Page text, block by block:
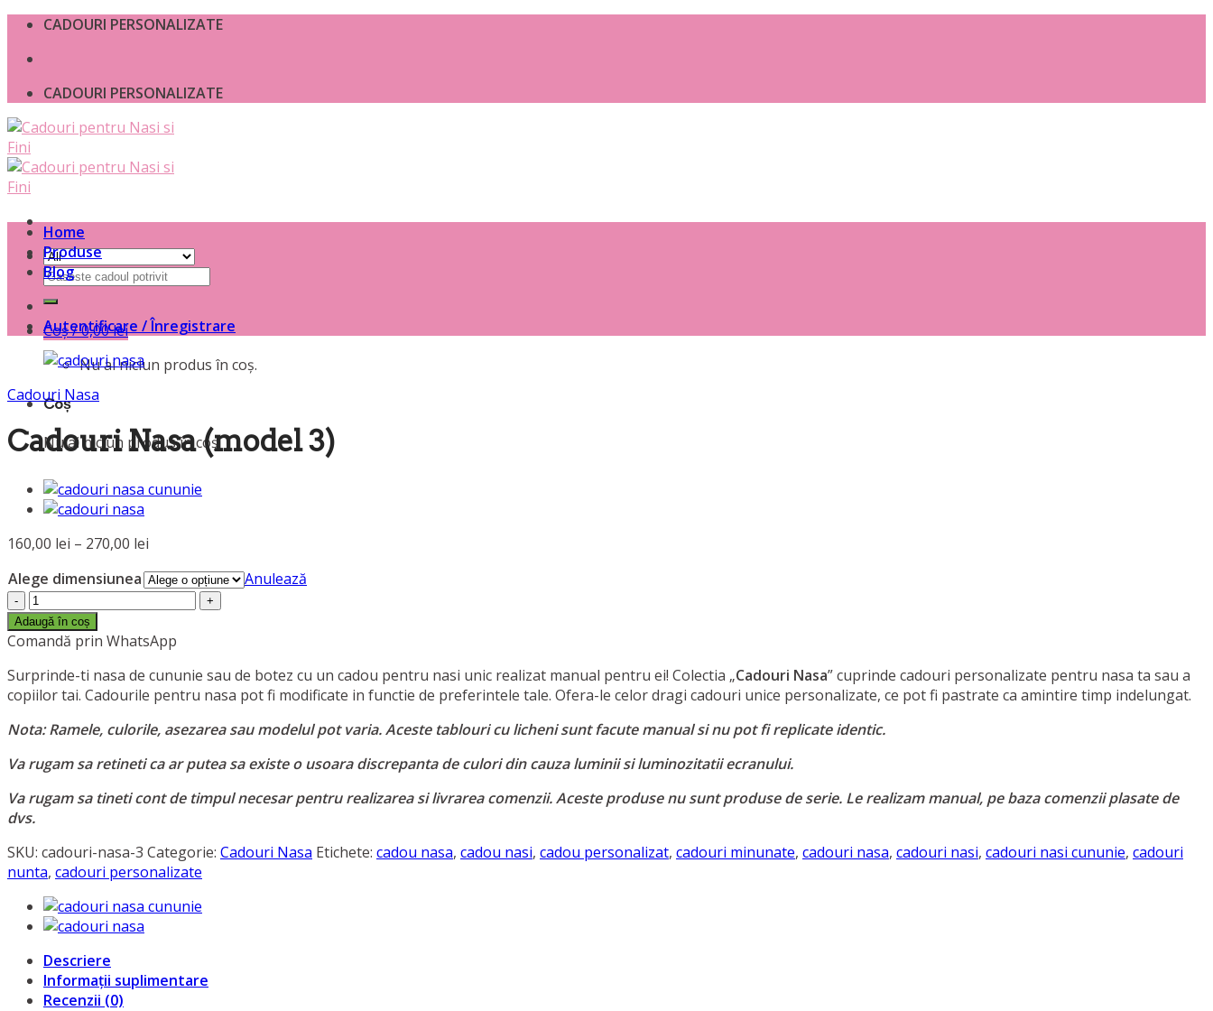
Skip
content
CADOURI PERSONALIZATE
CADOURI PERSONALIZATE
Caută
după:
Coș /0,00lei
Nu ai niciun produs în coș.
Coș
Nu ai niciun produs în coș.
Home
Produse
Blog
Autentificare / Înregistrare
Cadouri Nasa
Cadouri Nasa (model 3)
160,00 lei – 270,00 lei
prețuri:
160,00 lei
la
Alege dimensiunea
Anulează
Cantitate
Cadouri
Nasa
3)
Adaugă în coș
Comandă prin WhatsApp
Surprinde-ti nasa de cununie sau de botez cu un cadou pentru nasi unic realizat manual pentru ei! Colectia „Cadouri Nasa” cuprinde cadouri personalizate pentru nasa ta sau a
copiilor tai. Cadourile pentru nasa pot fi modificate in functie de preferintele tale. Ofera-le celor dragi cadouri unice personalizate, ce pot fi pastrate ca amintire timp indelungat.
Nota: Ramele, culorile, asezarea sau modelul pot varia. Aceste tablouri cu licheni sunt facute manual si nu pot fi replicate identic.
Va rugam sa retineti ca ar putea sa existe o usoara discrepanta de culori din cauza luminii si luminozitatii ecranului.
Va rugam sa tineti cont de timpul necesar pentru realizarea si livrarea comenzii. Aceste produse nu sunt produse de serie. Le realizam manual, pe baza comenzii plasate de
dvs.
SKU: cadouri-nasa-3 Categorie: Cadouri Nasa Etichete: cadou nasa, cadou nasi, cadou personalizat, cadouri minunate, cadouri nasa, cadouri nasi, cadouri nasi cununie, cadouri
nunta, cadouri personalizate
Descriere
Informații suplimentare
Recenzii (0)